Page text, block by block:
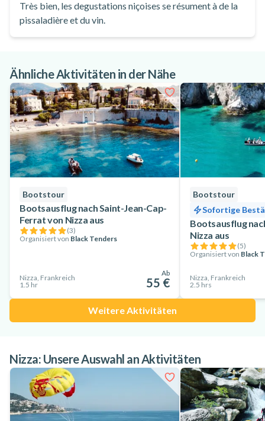
Très bien, les degustations niçoises se résument à de la
pissaladière et du vin.
Ähnliche Aktivitäten in der Nähe
Bootstour
Bootsausflug nach Saint-Jean-Cap-
Ferrat von Nizza aus
(3)
Organisiert von Black Tenders
Nizza, Frankreich
1.5 hr
Ab
55 €
Bootstour
Sofortige
Bootsausflug
Nizza aus
(5)
Organisiert von Black
Nizza, Frankreich
2.5 hrs
Weitere Aktivitäten
Nizza: Unsere Auswahl an Aktivitäten